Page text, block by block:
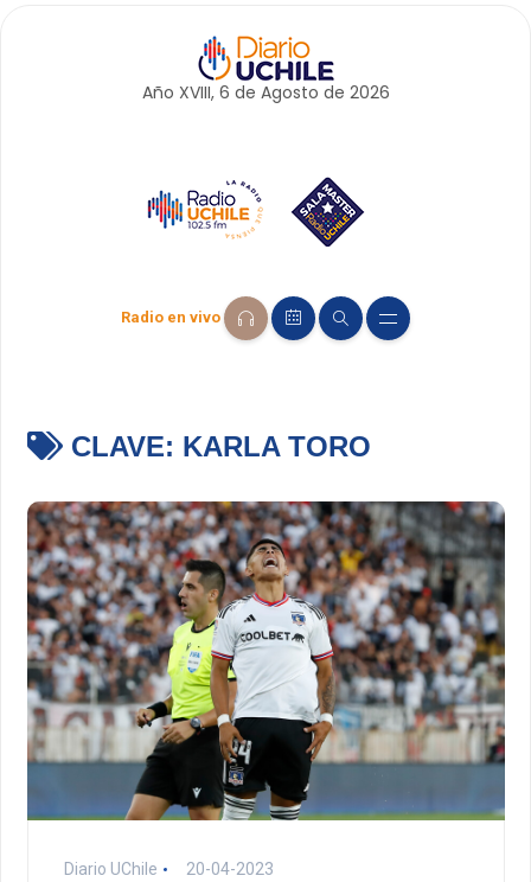
Año XVIII, 6 de Agosto de 2026
Radio en vivo
CLAVE: KARLA TORO
Diario UChile 20-04-2023